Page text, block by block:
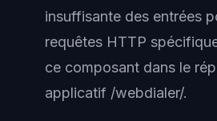
insuffisante des entrées
requêtes HTTP
ce composant dans le
applicatif /webdialer/.